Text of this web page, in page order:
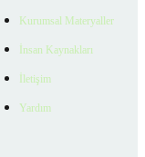
Kurumsal Materyaller
İnsan Kaynakları
İletişim
Yardım